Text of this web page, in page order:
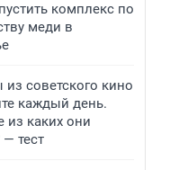
комплекс по
меди в
советского кино
каждый день.
из каких они
тест